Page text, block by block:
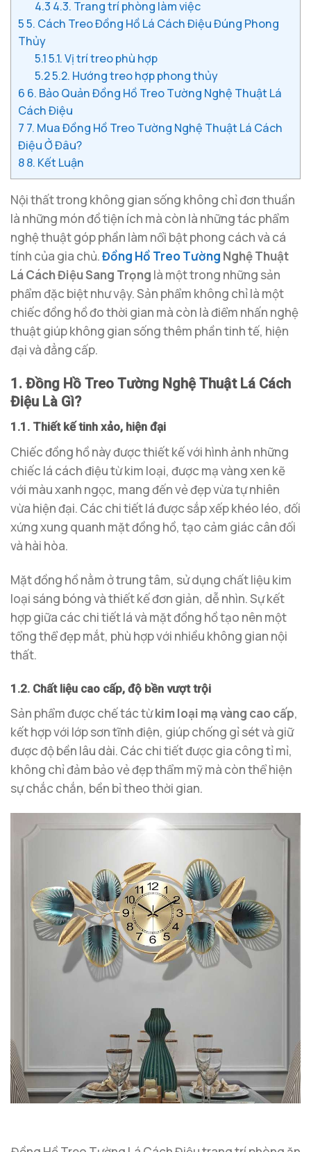
4.3 4.3. Trang trí phòng làm việc
55. Cách Treo Đồng Hồ Lá Cách Điệu Đúng Phong
Thủy
5.15.1. Vị trí treo phù hợp
5.25.2. Hướng treo hợp phong thủy
6 6. Bảo Quản Đồng Hồ Treo Tường Nghệ Thuật Lá
Cách Điệu
7 7. Mua Đồng Hồ Treo Tường Nghệ Thuật Lá Cách
Điệu Ở Đâu?
88. Kết Luận
Nội thất trong không gian sống không chỉ đơn thuần
là những món đồ tiện ích mà còn là những tác phẩm
nghệ thuật góp phần làm nổi bật phong cách và cá
tính của gia chủ.Đồng Hồ Treo Tường Nghệ Thuật
Lá Cách Điệu Sang Trọng là một trong những sản
phẩm đặc biệt như vậy. Sản phẩm không chỉ là một
chiếc đồng hồ đo thời gian mà còn là điểm nhấn nghệ
thuật giúp không gian sống thêm phần tinh tế, hiện
đại và đẳng cấp.
1. Đồng Hồ Treo Tường Nghệ Thuật Lá Cách
Điệu Là Gì?
1.1. Thiết kế tinh xảo, hiện đại
Chiếc đồng hồ này được thiết kế với hình ảnh những
chiếc lá cách điệu từ kim loại, được mạ vàng xen kẽ
với màu xanh ngọc, mang đến vẻ đẹp vừa tự nhiên
vừa hiện đại. Các chi tiết lá được sắp xếp khéo léo, đối
xứng xung quanh mặt đồng hồ, tạo cảm giác cân đối
và hài hòa.
Mặt đồng hồ nằm ở trung tâm, sử dụng chất liệu kim
loại sáng bóng và thiết kế đơn giản, dễ nhìn. Sự kết
hợp giữa các chi tiết lá và mặt đồng hồ tạo nên một
tổng thể đẹp mắt, phù hợp với nhiều không gian nội
thất.
1.2. Chất liệu cao cấp, độ bền vượt trội
Sản phẩm được chế tác từkim loại mạ vàng cao cấp,
kết hợp với lớp sơn tĩnh điện, giúp chống gỉ sét và giữ
được độ bền lâu dài. Các chi tiết được gia công tỉ mỉ,
không chỉ đảm bảo vẻ đẹp thẩm mỹ mà còn thể hiện
sự chắc chắn, bền bỉ theo thời gian.